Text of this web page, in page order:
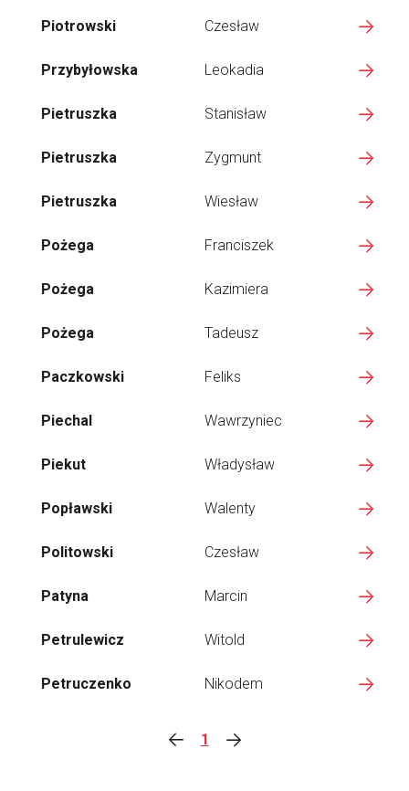
Piotrowski Czesław
Przybyłowska Leokadia
Pietruszka Stanisław
Pietruszka Zygmunt
Pietruszka Wiesław
Pożega Franciszek
Pożega Kazimiera
Pożega Tadeusz
Paczkowski Feliks
Piechal Wawrzyniec
Piekut Władysław
Popławski Walenty
Politowski Czesław
Patyna Marcin
Petrulewicz Witold
Petruczenko Nikodem
1